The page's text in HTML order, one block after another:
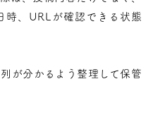
時、URLが確認できる状態
が分かるよう整理して保管